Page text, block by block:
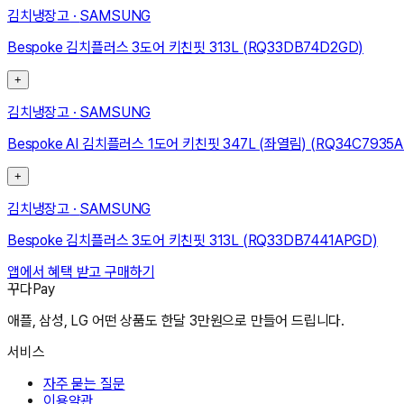
김치냉장고 · SAMSUNG
Bespoke 김치플러스 3도어 키친핏 313L (RQ33DB74D2GD)
+
김치냉장고 · SAMSUNG
Bespoke AI 김치플러스 1도어 키친핏 347L (좌열림)
+
김치냉장고 · SAMSUNG
Bespoke 김치플러스 3도어 키친핏 313L (RQ33DB7441APGD)
앱에서 혜택 받고 구매하기
꾸다Pay
애플, 삼성, LG 어떤 상품도 한달 3만원으로 만들어 드립니다.
서비스
자주 묻는 질문